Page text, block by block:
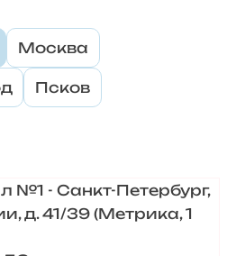
Москва
Псков
№1 - Санкт-Петербург,
д. 41/39 (Метрика, 1